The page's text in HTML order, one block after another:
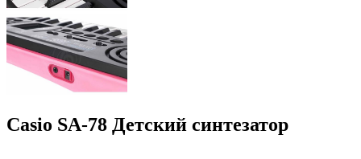
Casio SA-78 Детский синтезатор